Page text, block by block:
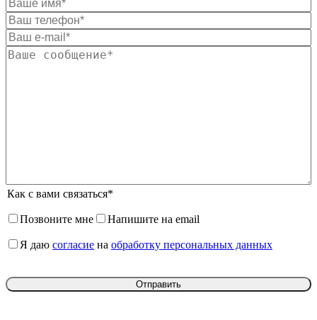
Как с вами связаться*
Позвоните мне Напишите на email
Я даю согласие на обработку персональных данных